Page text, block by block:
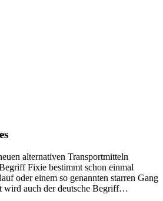
alternativen Transportmitteln
Fixie bestimmt schon einmal
oder einem so genannten starren Gang
wird auch der deutsche Begriff…